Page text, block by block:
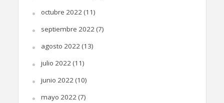
octubre 2022(11)
septiembre 2022(7)
agosto 2022(13)
julio 2022(11)
junio 2022(10)
mayo 2022(7)